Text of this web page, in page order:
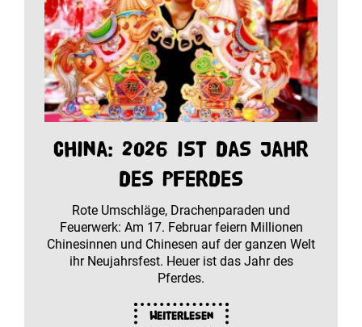
China: 2026 ist das Jahr
des Pferdes
Rote Umschläge, Drachenparaden und
Feuerwerk: Am 17. Februar feiern Millionen
Chinesinnen und Chinesen auf der ganzen Welt
ihr Neujahrsfest. Heuer ist das Jahr des
Pferdes.
Weiterlesen